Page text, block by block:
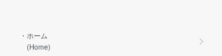
・ホーム
(Home)